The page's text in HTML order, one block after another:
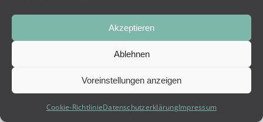
Akzeptieren
Ablehnen
Voreinstellungen anzeigen
Cookie-RichtlinieDatenschutzerklärungImpressum